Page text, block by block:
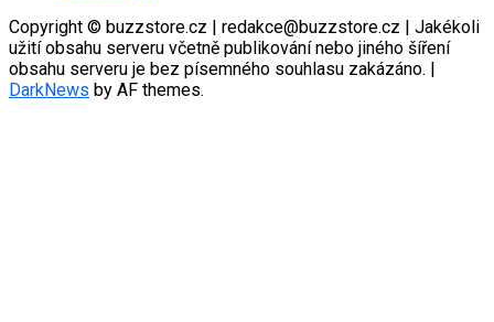
Copyright © buzzstore.cz | redakce@buzzstore.cz | Jakékoli
užití obsahu serveru včetně publikování nebo jiného šíření
obsahu serveru je bez písemného souhlasu zakázáno. |
DarkNews by AF themes.